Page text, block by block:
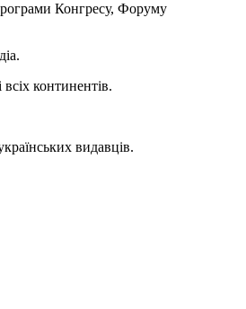
Конгресу, Форуму
континентів.
видавців.